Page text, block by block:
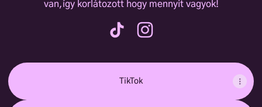
van,így korlátozott hogy mennyit vagyok!
TikTok